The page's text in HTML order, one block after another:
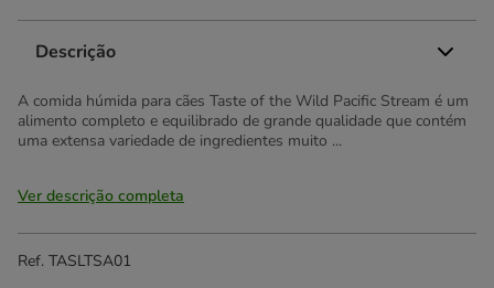
Descrição
A comida húmida para cães Taste of the Wild Pacific Stream é um
alimento completo e equilibrado de grande qualidade que contém
uma extensa variedade de ingredientes muito ...
Ver descrição completa
Ref. TASLTSA01